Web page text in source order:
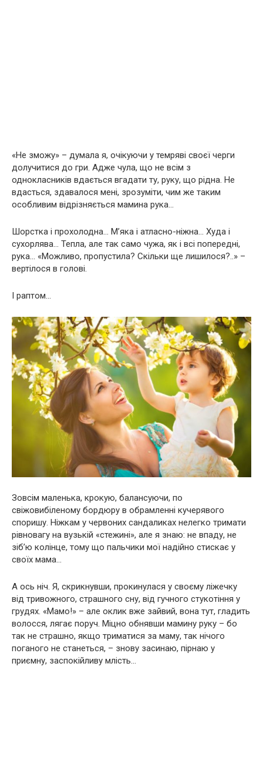
«Не зможу» – думала я, очікуючи у темряві своєї черги
долучитися до гри. Адже чула, що не всім з
однокласників вдається вгадати ту, руку, що рідна. Не
вдасться, здавалося мені, зрозуміти, чим же таким
особливим відрізняється мамина рука…
Шорстка і прохолодна… М’яка і атласно-ніжна… Худа і
сухорлява… Тепла, але так само чужа, як і всі попередні,
рука… «Можливо, пропустила? Скільки ще лишилося?..» –
вертілося в голові.
І раптом…
Зовсім маленька, крокую, балансуючи, по
свіжовибіленому бордюру в обрамленні кучерявого
споришу. Ніжкам у червоних сандаликах нелегко тримати
рівновагу на вузькій «стежині», але я знаю: не впаду, не
зіб’ю колінце, тому що пальчики мої надійно стискає у
своїх мама…
А ось ніч. Я, скрикнувши, прокинулася у своєму ліжечку
від тривожного, страшного сну, від гучного стукотіння у
грудях. «Мамо!» – але оклик вже зайвий, вона тут, гладить
волосся, лягає поруч. Міцно обнявши мамину руку – бо
так не страшно, якщо триматися за маму, так нічого
поганого не станеться, – знову засинаю, пірнаю у
приємну, заспокійливу млість…